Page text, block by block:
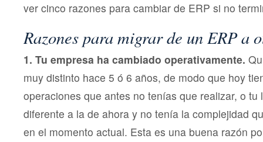
ver cinco razones para cambiar de ERP si no
Razones para migrar de un ERP a
1. Tu empresa ha cambiado operativamente.
muy distinto hace 5 ó 6 años, de modo que hoy
operaciones que antes no tenías que realizar, o tu
diferente a la de ahora y no tenía la complejidad
en el momento actual. Esta es una buena razón